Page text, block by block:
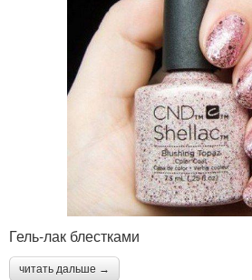
Гель-лак блестками
читать дальше →